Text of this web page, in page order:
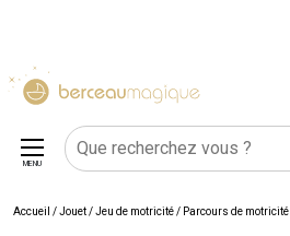
MENU
Accueil /Jouet/Jeu de motricité/ Parcours de motricité